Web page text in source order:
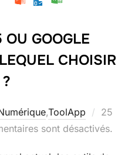
GOOGLE
CHOISIR
?
,ToolApp
Publié
le
25
sont désactivés.